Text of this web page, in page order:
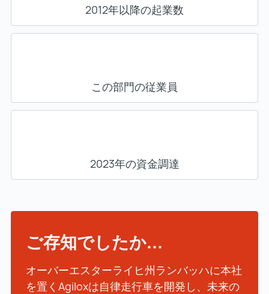
2012年以降の起業数
この部門の従業員
2023年の資金調達
ご存知でしたか...
オーバーエスターライヒ州ランバッハに本社
を置くAgiloxは自律走行車を開発し、未来の